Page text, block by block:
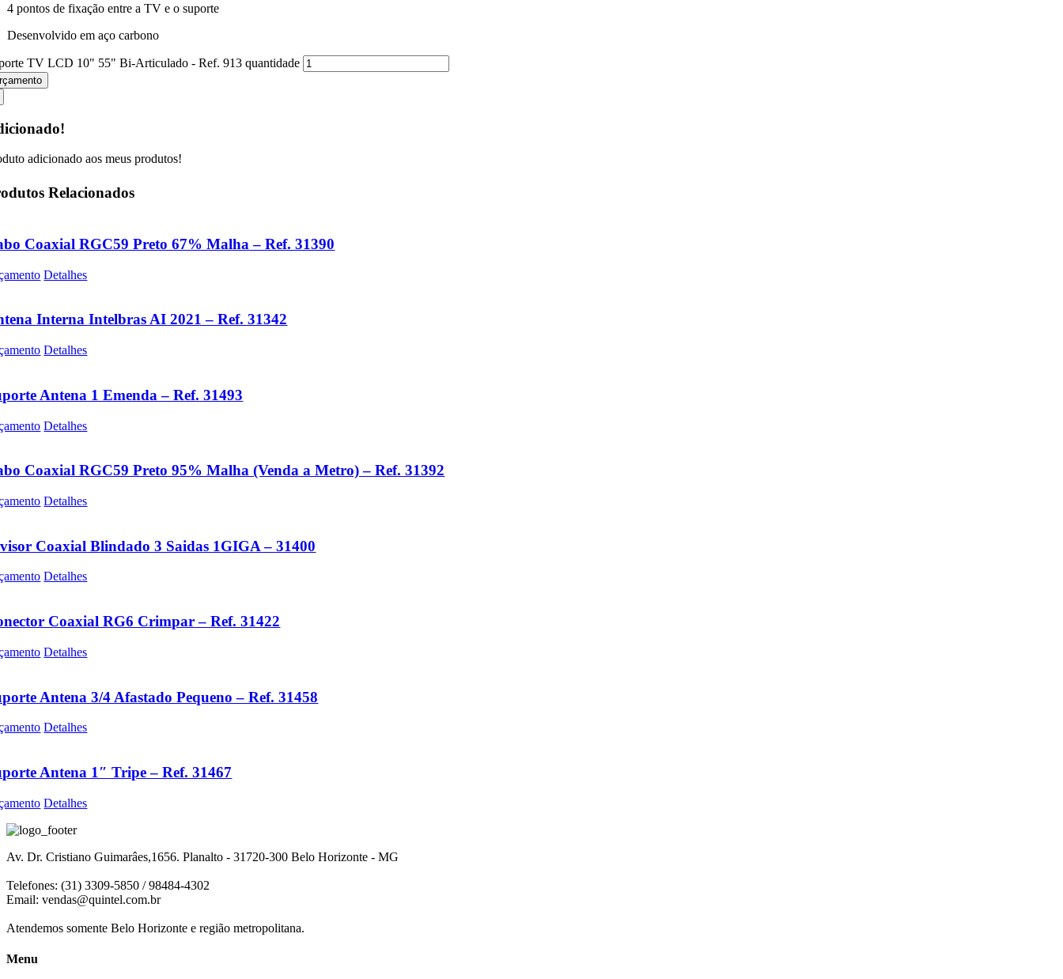
de fixação entre a TV e o suporte
em aço carbono
TV LCD 10" 55" Bi-Articulado - Ref. 913 quantidade
adicionado aos meus produtos!
Relacionados
Coaxial RGC59 Preto 67% Malha – Ref. 31390
Detalhes
Interna Intelbras AI 2021 – Ref. 31342
Detalhes
Antena 1 Emenda – Ref. 31493
Detalhes
Coaxial RGC59 Preto 95% Malha (Venda a Metro) – Ref. 31392
Detalhes
Coaxial Blindado 3 Saidas 1GIGA – 31400
Detalhes
Coaxial RG6 Crimpar – Ref. 31422
Detalhes
Antena 3/4 Afastado Pequeno – Ref. 31458
Detalhes
Antena 1″ Tripe – Ref. 31467
Detalhes
Av. Dr. Cristiano Guimarâes,1656. Planalto - 31720-300 Belo Horizonte - MG
Telefones: (31) 3309-5850 / 98484-4302
Email: vendas@quintel.com.br
Atendemos somente Belo Horizonte e região metropolitana.
Menu